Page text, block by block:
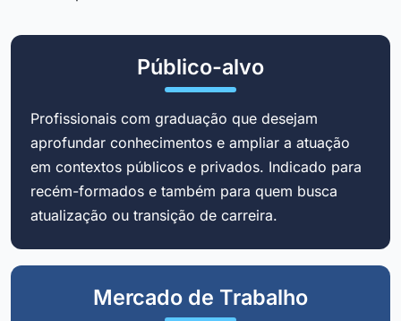
Público-alvo
Profissionais com graduação que desejam
aprofundar conhecimentos e ampliar a atuação
em contextos públicos e privados. Indicado para
recém-formados e também para quem busca
atualização ou transição de carreira.
Mercado de Trabalho